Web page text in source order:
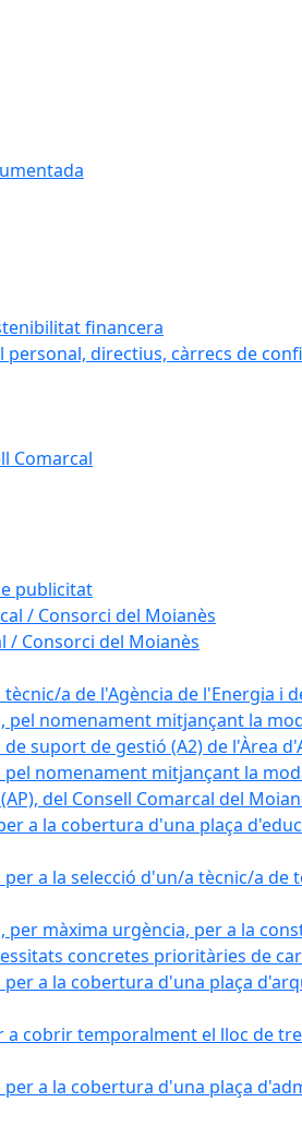
financera
directius, càrrecs de
Comarcal
publicitat
/ Consorci del Moianès
/ Consorci del Moianès
a de l'Agència de l'Energia i
pel nomenament mitjançant la
suport de gestió (A2) de l'Àrea
pel nomenament mitjançant la
del Consell Comarcal del
a la cobertura d'una plaça
a la selecció d'un/a tècnic/a de
per màxima urgència, per a la
concretes prioritàries de
per a la cobertura d'una plaça
a cobrir temporalment el lloc de
per a la cobertura d'una plaça